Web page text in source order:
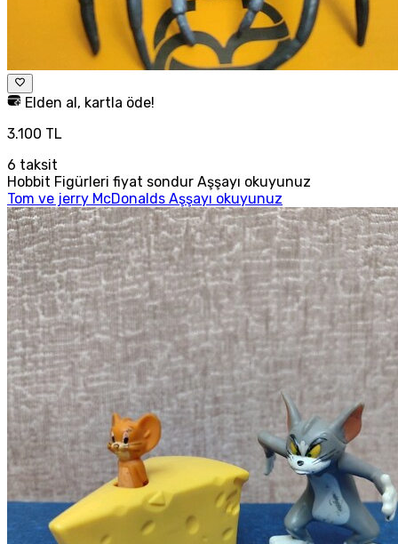
Elden al, kartla öde!
3.100 TL
6 taksit
Hobbit Figürleri fiyat sondur Aşşayı okuyunuz
Tom ve jerry McDonalds Aşşayı okuyunuz